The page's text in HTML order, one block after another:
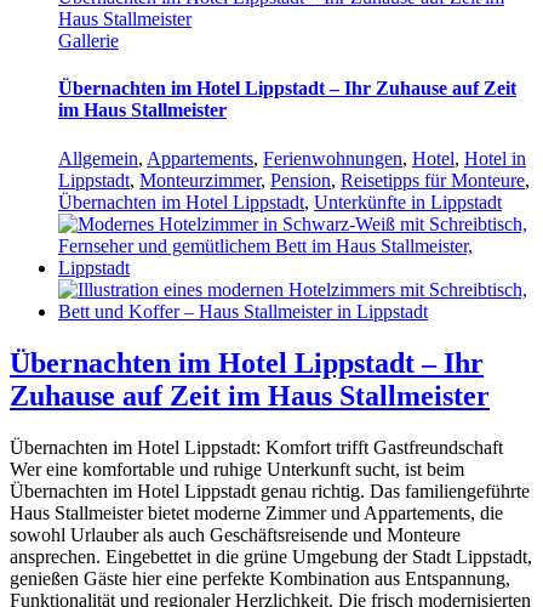
Haus Stallmeister
Gallerie
Übernachten im Hotel Lippstadt – Ihr Zuhause auf Zeit
im Haus Stallmeister
Allgemein, Appartements, Ferienwohnungen, Hotel, Hotel in
Lippstadt, Monteurzimmer, Pension, Reisetipps für Monteure,
Übernachten im Hotel Lippstadt, Unterkünfte in Lippstadt
Übernachten im Hotel Lippstadt – Ihr
Zuhause auf Zeit im Haus Stallmeister
Übernachten im Hotel Lippstadt: Komfort trifft Gastfreundschaft
Wer eine komfortable und ruhige Unterkunft sucht, ist beim
Übernachten im Hotel Lippstadt genau richtig. Das familiengeführte
Haus Stallmeister bietet moderne Zimmer und Appartements, die
sowohl Urlauber als auch Geschäftsreisende und Monteure
ansprechen. Eingebettet in die grüne Umgebung der Stadt Lippstadt,
genießen Gäste hier eine perfekte Kombination aus Entspannung,
Funktionalität und regionaler Herzlichkeit. Die frisch modernisierten